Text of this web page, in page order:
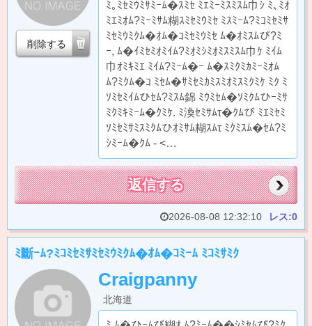
ﾐ｡ﾐｾﾐｳﾐｻﾐｰﾑ�ｽﾐｾ ﾐｴﾐｰﾐｽﾐｽﾑ巾ｼ ﾐ､ﾐｵ
ﾐｴﾐｵﾑ?ﾐｰﾐｻﾑ糊ｽﾐｾﾐｳﾐｾ ﾐｽﾐｰﾑ?ﾐｺﾐｾﾐｻ
ﾐｾﾐｳﾐｸﾑ�ｵﾑ�ｺﾐｾﾐｳﾐｾ ﾑ�ｵﾐｽﾑび?ﾐ
ｰ, ﾑ�ｲﾐｾﾐｵﾐｲﾑ?ﾐｵﾐｼﾐｵﾐｽﾐｽﾑ巾ｹ ﾐｲﾑ
巾ｵﾐｷﾐｴ ﾐｲﾑ?ﾐｰﾑ�ｰ ﾑ�ｽﾐｸﾐｶﾐｰﾐｵﾑ
ﾑ?ﾐｸﾑ�ｺ ﾐｾﾑ�ｻﾐｾﾐｶﾐｽﾐｵﾐｽﾐｸﾐｹ ﾐｸ ﾐ
ｿﾐｾﾐｲﾑひｾﾑ?ﾐｽﾑ錦 ﾐｳﾐｾﾑ�ｿﾐｸﾑひｰﾐｻ
ﾐｸﾐｷﾐｰﾑ�ｸﾐｹ. ﾐ渙ｾﾐｻﾑτ�ｸﾑび ﾐｴﾐｾﾐ
ｿﾐｾﾐｻﾐｽﾐｸﾑひｵﾐｻﾑ糊ｽﾑτ ﾐｸﾐｽﾑ�ｾﾑ?ﾐ
ｼﾐｰﾑ�ｸﾑ - <…
削除する
返信する
2026-08-08 12:32:10 レス:0
ﾐ斷ｰﾑ?ﾐｺﾐｾﾐｻﾐｾﾐｳﾐｸﾑ�ｵﾑ�ｺﾐｰﾑ ﾐｺﾐｻﾐｸ
Craigpanny
北海道